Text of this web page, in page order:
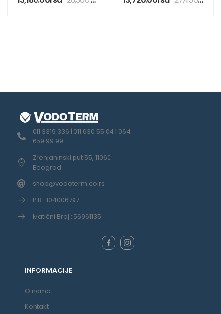
011 3319 336 | 011 630 55 04 | 064
659 99 99
Zrenjaninski put 55, 11060
Beograd
shop@vodoterm.co.rs
PIB : 104006797
Matični Broj : 56961135
INFORMACIJE
O nama
Kontakt